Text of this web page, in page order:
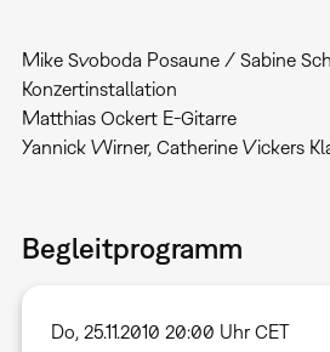
Mike Svoboda Posaune / Sabine
Konzertinstallation
Matthias Ockert E-Gitarre
Yannick Wirner, Catherine Vickers
Begleitprogramm
Do, 25.11.2010 20:00 Uhr CET